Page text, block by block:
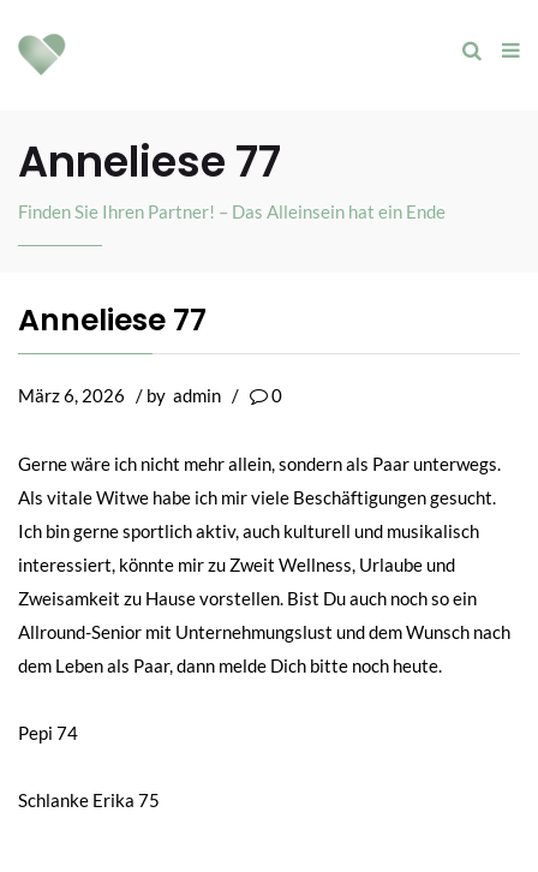
Anneliese 77
Finden Sie Ihren Partner! – Das Alleinsein hat ein Ende
Anneliese 77
März 6, 2026 / by admin / 0
Gerne wäre ich nicht mehr allein, sondern als Paar unterwegs.
Als vitale Witwe habe ich mir viele Beschäftigungen gesucht.
Ich bin gerne sportlich aktiv, auch kulturell und musikalisch
interessiert, könnte mir zu Zweit Wellness, Urlaube und
Zweisamkeit zu Hause vorstellen. Bist Du auch noch so ein
Allround-Senior mit Unternehmungslust und dem Wunsch nach
dem Leben als Paar, dann melde Dich bitte noch heute.
Beitragsnavigation
Pepi 74
Schlanke Erika 75